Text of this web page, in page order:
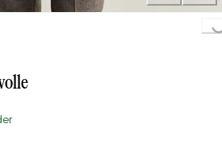
Loading...